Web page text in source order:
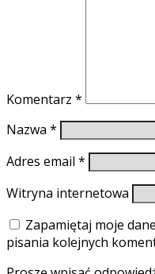
Komentarz *
Nazwa *
Adres email *
Witryna internetowa
Zapamiętaj moje
pisania kolejnych